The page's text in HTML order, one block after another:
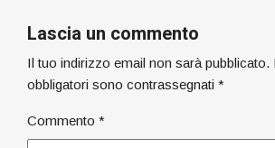
Lascia un commento
Il tuo indirizzo email non sarà pubblicato.
obbligatori sono contrassegnati *
Commento *